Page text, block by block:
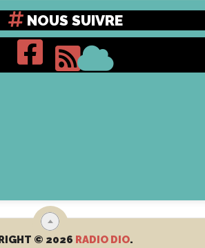
NOUS SUIVRE
© 2026 RADIO DIO.